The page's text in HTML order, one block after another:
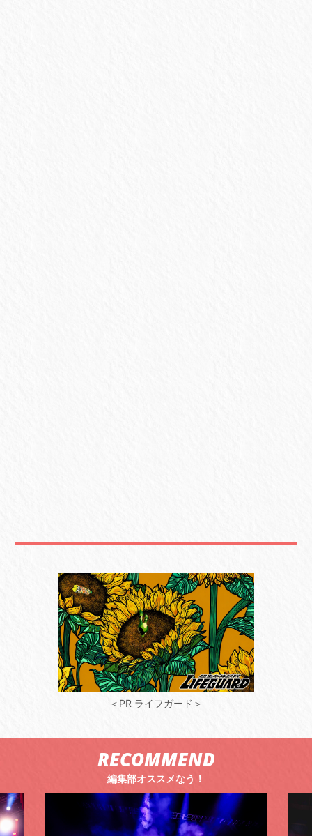
＜PR ライフガード＞
RECOMMEND
編集部オススメなう！